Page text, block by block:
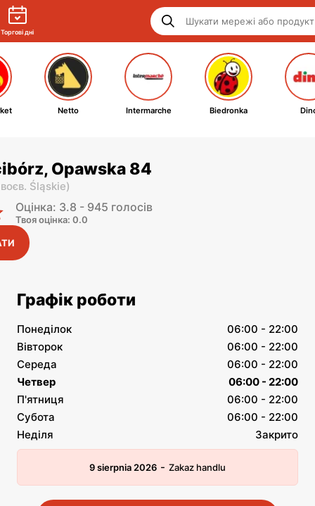
Торгові дні
Netto Intermarche Biedronka
Opawska 84
воєв. Śląskie)
Оцінка: 3.8 - 945 голосів
Твоя оцінка: 0.0
Графік роботи
Понеділок
06:00 - 22:00
Вівторок
06:00 - 22:00
Середа
06:00 - 22:00
Четвер
06:00 - 22:00
П'ятниця
06:00 - 22:00
Субота
06:00 - 22:00
Неділя
Закрито
9 sierpnia 2026 - Zakaz handlu